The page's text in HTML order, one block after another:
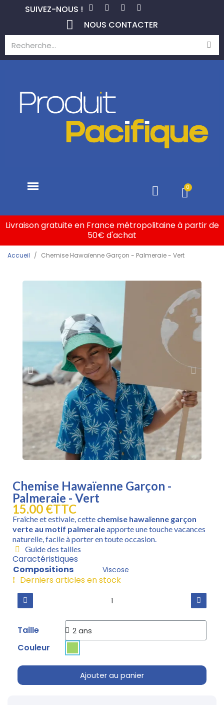
SUIVEZ-NOUS !
NOUS CONTACTER
Livraison gratuite en France métropolitaine à partir de
50€ d'achat
Accueil Chemise Hawaïenne Garçon - Palmeraie - Vert
Chemise Hawaïenne Garçon -
Palmeraie - Vert
15,00 €TTC
Fraîche et estivale, cette chemise hawaïenne garçon
verte au motif palmeraieapporte une touche vacances
naturelle, facile à porter en toute occasion.
Guide des tailles
Caractéristiques
Compositions
Viscose
Derniers articles en stock
Taille
Couleur
Ajouter au panier